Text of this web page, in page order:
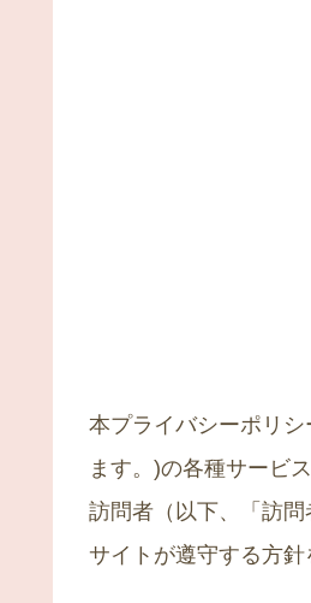
本プライバシーポリ
ます。)の各種サービ
訪問者（以下、「訪
サイトが遵守する方針